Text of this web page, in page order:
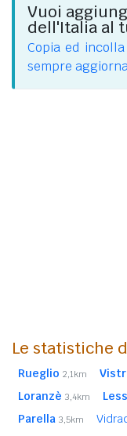
Vuoi
dell'Italia al
Copia ed
sempre
Le statistiche
Rueglio 2,1km
Loranzè 3,4km
Parella 3,5km